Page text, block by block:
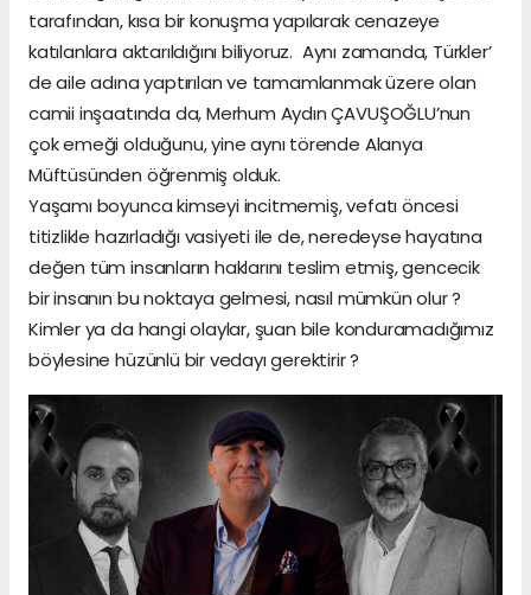
tarafından, kısa bir konuşma yapılarak cenazeye
katılanlara aktarıldığını biliyoruz. Aynı zamanda, Türkler’
de aile adına yaptırılan ve tamamlanmak üzere olan
camii inşaatında da, Merhum Aydın ÇAVUŞOĞLU’nun
çok emeği olduğunu, yine aynı törende Alanya
Müftüsünden öğrenmiş olduk.
Yaşamı boyunca kimseyi incitmemiş, vefatı öncesi
titizlikle hazırladığı vasiyeti ile de, neredeyse hayatına
değen tüm insanların haklarını teslim etmiş, gencecik
bir insanın bu noktaya gelmesi, nasıl mümkün olur ?
Kimler ya da hangi olaylar, şuan bile konduramadığımız
böylesine hüzünlü bir vedayı gerektirir ?